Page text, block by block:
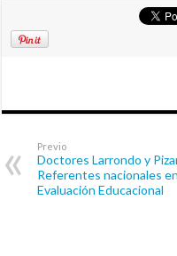
Previo
Doctores Larrondo y
Referentes nacionales en
Evaluación Educacional